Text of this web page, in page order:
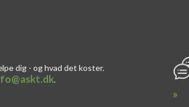
dig - og hvad det koster.
​.​
»